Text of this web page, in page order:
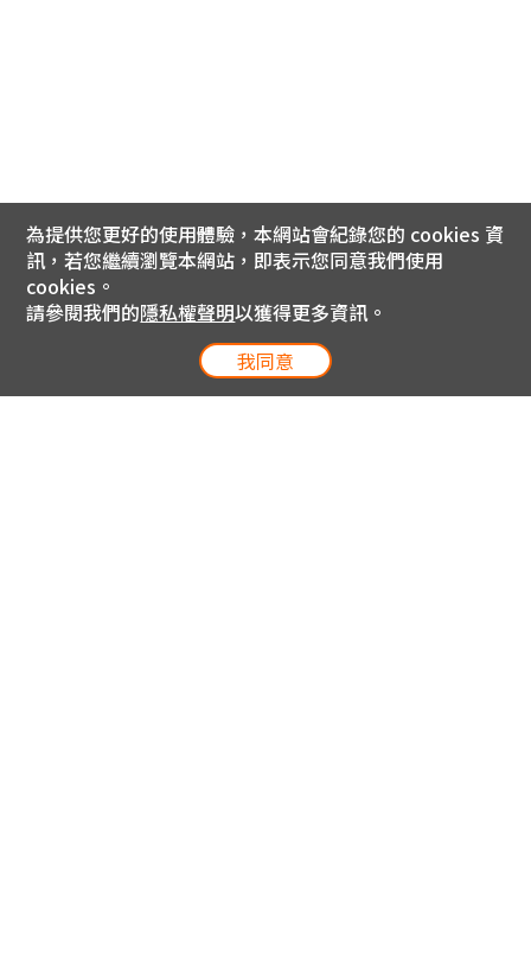
為提供您更好的使用體驗，本網站會紀錄您的 cookies 資
訊，若您繼續瀏覽本網站，即表示您同意我們使用
cookies。
請參閱我們的隱私權聲明以獲得更多資訊。
我同意